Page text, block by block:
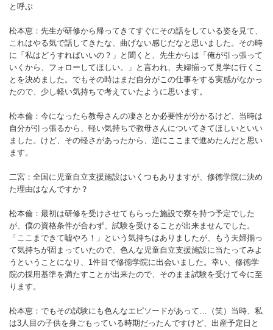
と呼ぶ
松本恵：先生が研修から帰ってきてすぐにその話をしている姿を見て、
これはやる気で話してきたな、曲げない感じだなと思いました。その時
に「私はどうすればいいの？」と聞くと、先生からは「俺が引っ張って
いくから、フォローしてほしい。」と言われ、夫婦揃って見学に行くこ
とを決めました。でもその時はまだ自分がこの仕事をする実感がなかっ
たので、少し軽い気持ちで考えていたように思います。
松本倫：今になったら教母さんの凄さとか必要性が分かるけど、当時は
自分が引っ張るから、軽い気持ちで教母さんについてきてほしいといい
ました。けど、その軽さがあったから、逆にここまで進めたんだと思い
ます。
二宮：全国に児童自立支援施設はいくつもありますが、修徳学院に決め
た理由はなんですか？
松本倫：最初は研修を受けさせてもらった施設で寮を持つ予定でした
が、僕の資格条件が合わず、試験を受けることが出来ませんでした。
「ここまできて嘘やろ！」という気持ちはありましたが、もう夫婦揃っ
て気持ちが固まっていたので、色んな児童自立支援施設に当たってみよ
うということになり、1件目で修徳学院に出会いました。幸い、修徳学
院の採用基準を満たすことが出来たので、そのまま試験を受けて今に至
ります。
松本恵：でもその試験にも色んなエピソードがあって…（笑）当時、私
は3人目の子供を身ごもっている時期だったんですけど、出産予定日と